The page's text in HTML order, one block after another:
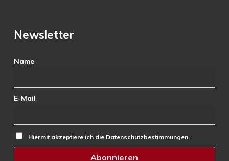
Newsletter
Name
E-Mail
Hiermit akzeptiere ich die Datenschutzbestimmungen.